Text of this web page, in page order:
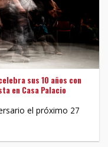
sus 10 años con
en Casa Palacio
el próximo 27